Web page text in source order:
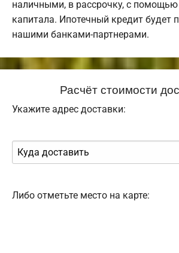
наличными, в рассрочку, с помощью
капитала. Ипотечный кредит будет
нашими банками-партнерами.
Расчёт стоимости
Укажите адрес доставки:
Либо отметьте место на карте: